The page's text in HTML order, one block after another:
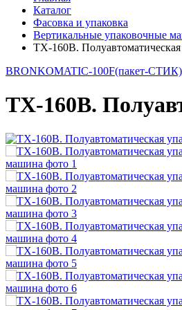
Каталог
Фасовка и упаковка
Вертикальные упаковочные
TX-160B.
BRONKOMATIC-100F(пакет-СТИК)
TX-160B.